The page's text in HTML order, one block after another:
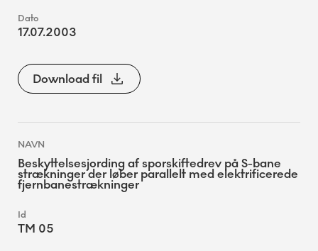
17.07.2003
Download fil
Beskyttelsesjording af sporskiftedrev på S-bane
strækninger der løber parallelt med elektrificerede
fjernbanestrækninger
TM 05